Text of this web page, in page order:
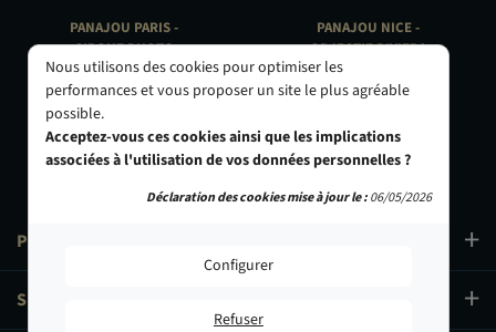
PANAJOU PARIS -
CIRQUE PHOTO
9, bd des Filles-du-Calvaire
75003 Paris
01 40 29 91 91
PRODUITS
SERVICES
PANAJOU NICE -
OBJECTIF RIVIERA
24 Rue de l'Hôtel des Postes
06000 Nice
Nous utilisons des cookies pour optimiser les
performances et vous proposer un site le plus agréable
possible.
Acceptez-vous ces cookies ainsi que les implications
associées à l'utilisation de vos données personnelles ?
Configurer
Refuser
Déclaration des cookies mise à jour le :06/05/2026